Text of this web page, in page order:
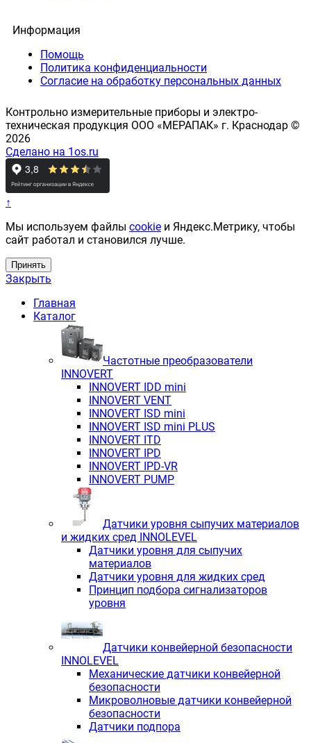
Информация
Помощь
Политика конфиденциальности
Согласие на обработку персональных данных
Контрольно измерительные приборы и электро-
техническая продукция ООО «МЕРАПАК» г. Краснодар ©
2026
Сделано на 1os.ru
↑
Мы используем файлы cookie и Яндекс.Метрику, чтобы
сайт работал и становился лучше.
Принять
Закрыть
Главная
Каталог
Частотные преобразователи
INNOVERT
INNOVERT IDD mini
INNOVERT VENT
INNOVERT ISD mini
INNOVERT ISD mini PLUS
INNOVERT ITD
INNOVERT IРD
INNOVERT IРD-VR
INNOVERT PUMP
Датчики уровня сыпучих материалов
и жидких сред INNOLEVEL
Датчики уровня для сыпучих
материалов
Датчики уровня для жидких сред
Принцип подбора сигнализаторов
уровня
Датчики конвейерной безопасности
INNOLEVEL
Механические датчики конвейерной
безопасности
Микроволновые датчики конвейерной
безопасности
Датчики подпора